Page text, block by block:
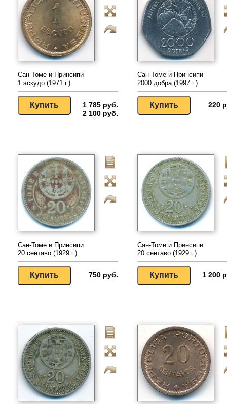
Сан-Томе и Принсипи
1 эскудо (1971 г.)
1 785 руб.
2 100 руб.
Сан-Томе и Принсипи
2000 добра (1997 г.)
220
Сан-Томе и Принсипи
20 сентаво (1929 г.)
750 руб.
Сан-Томе и Принсипи
20 сентаво (1929 г.)
1 200